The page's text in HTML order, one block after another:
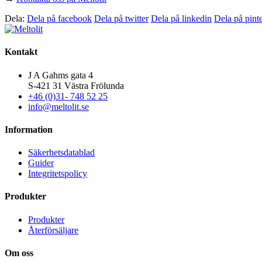
Dela: Dela på facebook Dela på twitter Dela på linkedin Dela på
Kontakt
J A Gahms gata 4
S-421 31 Västra Frölunda
+46 (0)31- 748 52 25
info@meltolit.se
Information
Säkerhetsdatablad
Guider
Integritetspolicy
Produkter
Produkter
Återförsäljare
Om oss